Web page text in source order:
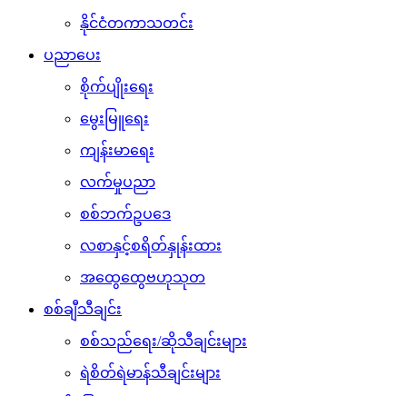
နိုင်ငံတကာသတင်း
ပညာပေး
စိုက်ပျိုးရေး
မွေးမြူရေး
ကျန်းမာရေး
လက်မှုပညာ
စစ်ဘက်ဥပဒေ
လစာနှင့်စရိတ်နှုန်းထား
အထွေထွေဗဟုသုတ
စစ်ချီသီချင်း
စစ်သည်ရေး/ဆိုသီချင်းများ
ရဲစိတ်ရဲမာန်သီချင်းများ